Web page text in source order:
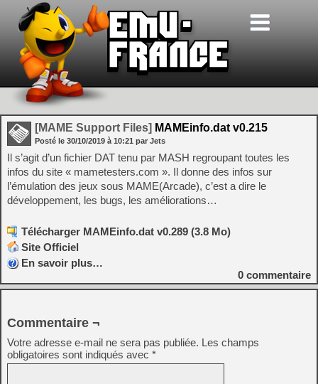
[MAME Support Files] MAMEinfo.dat v0.215
Posté le 30/10/2019 à 10:21 par Jets
Il s’agit d’un fichier DAT tenu par MASH regroupant toutes les
infos du site « mametesters.com ». Il donne des infos sur
l’émulation des jeux sous MAME(Arcade), c’est a dire le
développement, les bugs, les améliorations…
Télécharger MAMEinfo.dat v0.289 (3.8 Mo)
Site Officiel
En savoir plus…
0 commentaire
Commentaire ¬
Votre adresse e-mail ne sera pas publiée. Les champs
obligatoires sont indiqués avec *